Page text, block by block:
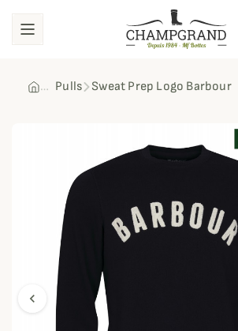
Pulls Sweat Prep Logo Barbour
chevron_left